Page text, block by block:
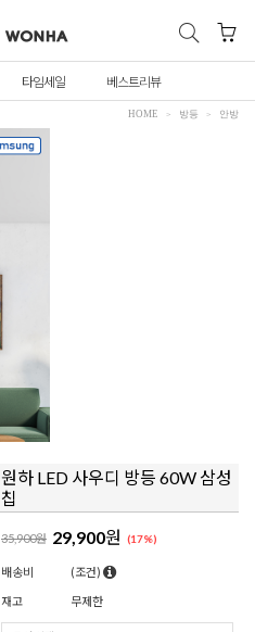
타임세일 베스트리뷰
HOME 방등 안방
원하 LED 사우디 방등 60W 삼성
칩
35,900원 29,900원 (17%)
배송비 (조건)
재고 무제한